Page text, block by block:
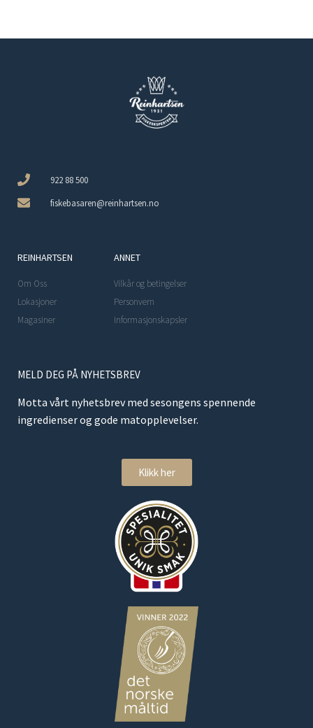
922 88 500
fiskebasaren@reinhartsen.no
REINHARTSEN
Om Oss
Lokasjoner
Magasiner
ANNET
Vilkår og betingelser
Personvern
Informasjonskapsler
MELD DEG PÅ NYHETSBREV
Motta vårt nyhetsbrev med sesongens spennende
ingredienser og gode matopplevelser.
Klikk her